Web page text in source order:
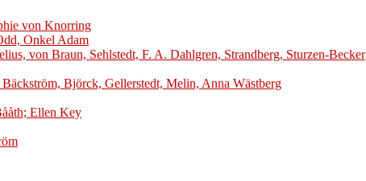
von Knorring
Onkel Adam
von Braun, Sehlstedt, F. A. Dahlgren, Strandberg, Sturzen-Becker
Björck, Gellerstedt, Melin, Anna Wästberg
Ellen Key